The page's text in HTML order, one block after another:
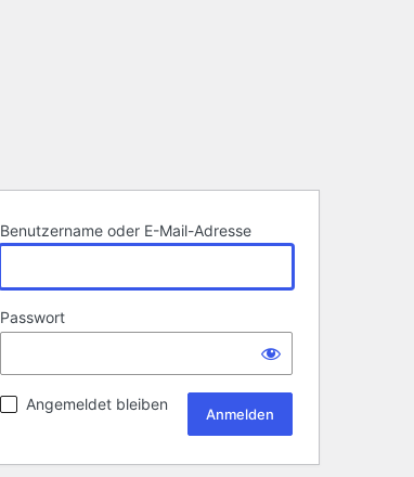
Benutzername oder E-Mail-Adresse
Passwort
Angemeldet bleiben